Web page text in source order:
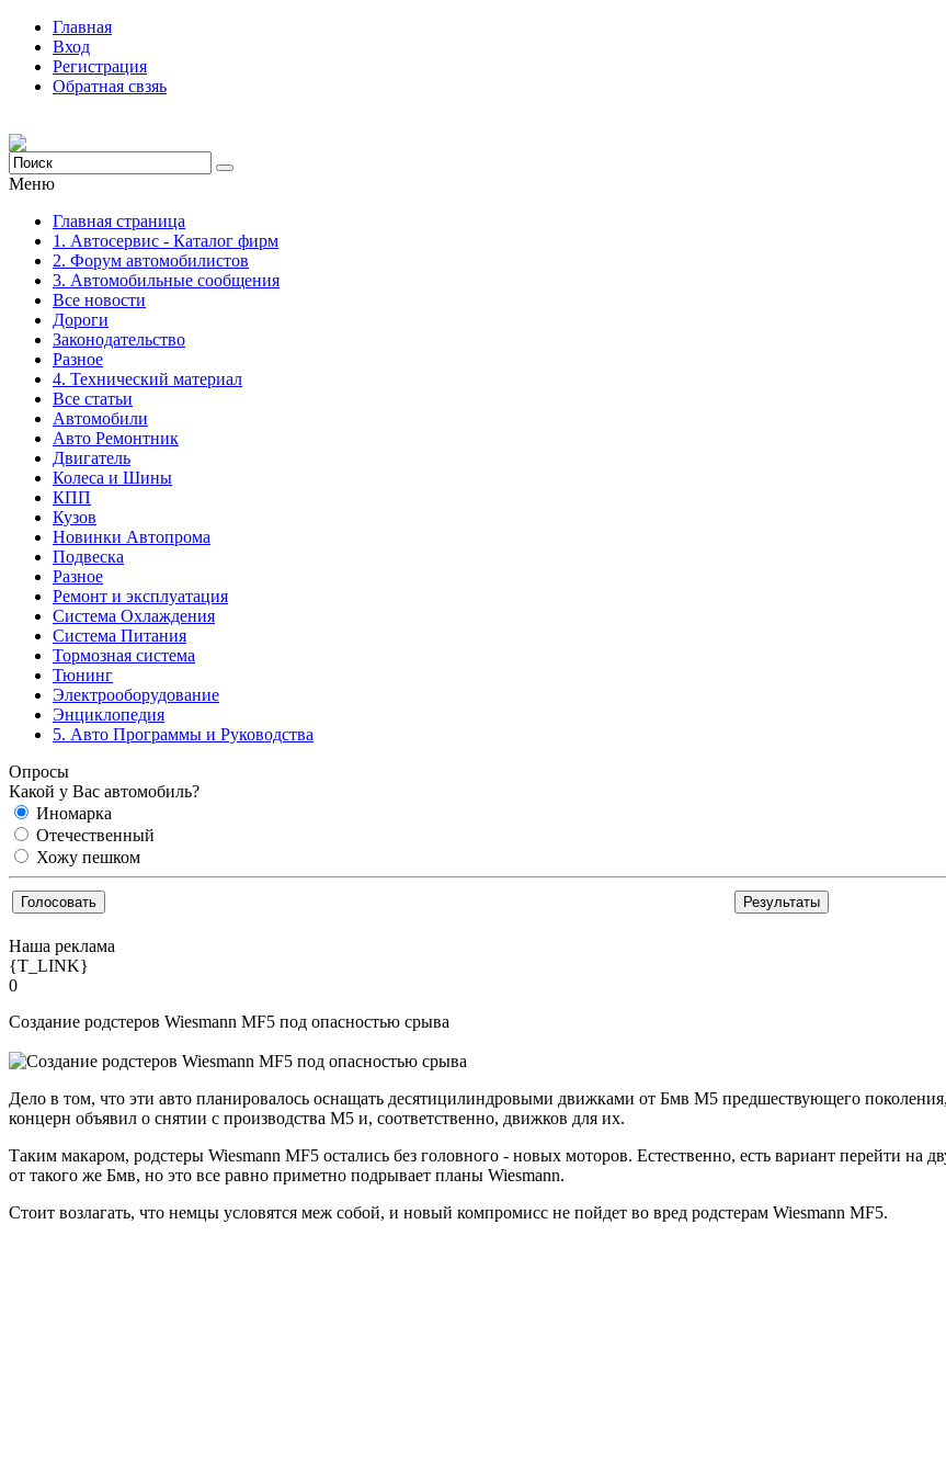
Главная
Вход
Регистрация
Обратная свзяь
Меню
Главная страница
1. Автосервис - Каталог фирм
2. Форум автомобилистов
3. Автомобильные сообщения
Все новости
Дороги
Законодательство
Разное
4. Технический материал
Все статьи
Автомобили
Авто Ремонтник
Двигатель
Колеса и Шины
КПП
Кузов
Новинки Автопрома
Подвеска
Разное
Ремонт и эксплуатация
Система Охлаждения
Система Питания
Тормозная система
Тюнинг
Электрооборудование
Энциклопедия
5. Авто Программы и Руководства
Опросы
Какой у Вас автомобиль?
Иномарка
Отечественный
Хожу пешком
Наша реклама
{T_LINK}
0
Создание родстеров Wiesmann MF5 под опасностью срыва
Дело в том, что эти авто планировалось оснащать десятицилиндровыми движками от Бмв M5 предшествующего
концерн объявил о снятии с производства М5 и, соответственно, движков для их.
Таким макаром, родстеры Wiesmann MF5 остались без головного - новых моторов. Естественно, есть вариант перейти на
от такого же Бмв, но это все равно приметно подрывает планы Wiesmann.
Стоит возлагать, что немцы условятся меж собой, и новый компромисс не пойдет во вред родстерам Wiesmann MF5.